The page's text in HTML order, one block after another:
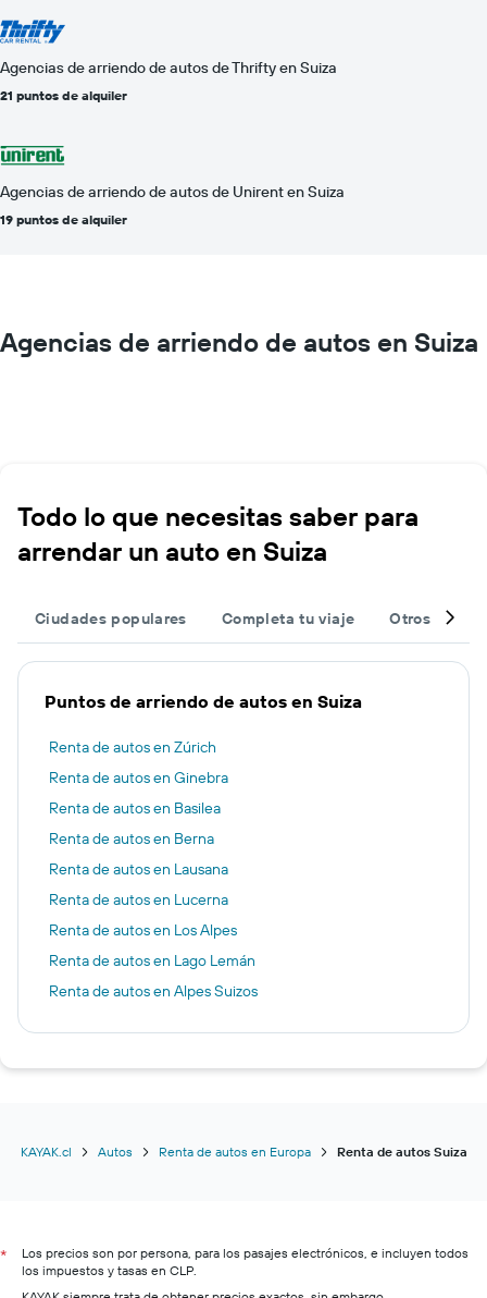
Agencias de arriendo de autos de Thrifty en Suiza
21 puntos de alquiler
Agencias de arriendo de autos de Unirent en Suiza
19 puntos de alquiler
Agencias de arriendo de autos en Suiza
Todo lo que necesitas saber para
arrendar un auto en Suiza
Ciudades populares Completa tu viaje Otros
Puntos de arriendo de autos en Suiza
Renta de autos en Zúrich
Renta de autos en Ginebra
Renta de autos en Basilea
Renta de autos en Berna
Renta de autos en Lausana
Renta de autos en Lucerna
Renta de autos en Los Alpes
Renta de autos en Lago Lemán
Renta de autos en Alpes Suizos
KAYAK.cl Autos Renta de autos en Europa Renta de autos Suiza
*
Los precios son por persona, para los pasajes electrónicos, e incluyen todos
los impuestos y tasas en CLP.